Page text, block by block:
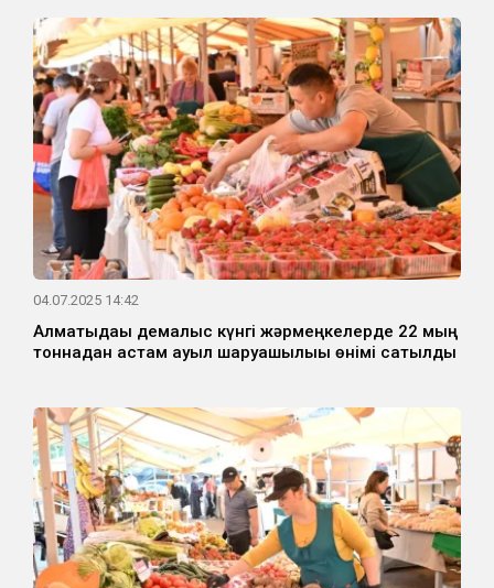
04.07.2025 14:42
Алматыдағы демалыс күнгі жәрмеңкелерде 22 мың
тоннадан астам ауыл шаруашылығы өнімі сатылды